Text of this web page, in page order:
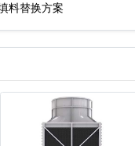
料替换方案